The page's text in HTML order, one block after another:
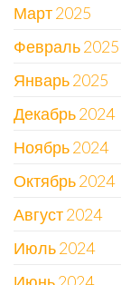
Март 2025
Февраль 2025
Январь 2025
Декабрь 2024
Ноябрь 2024
Октябрь 2024
Август 2024
Июль 2024